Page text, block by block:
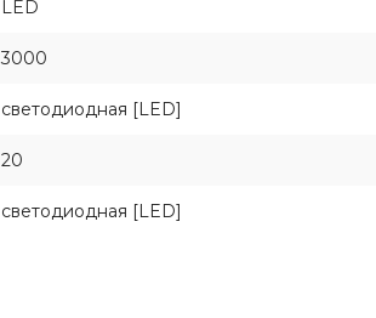
LED
3000
светодиодная [LED]
20
светодиодная [LED]